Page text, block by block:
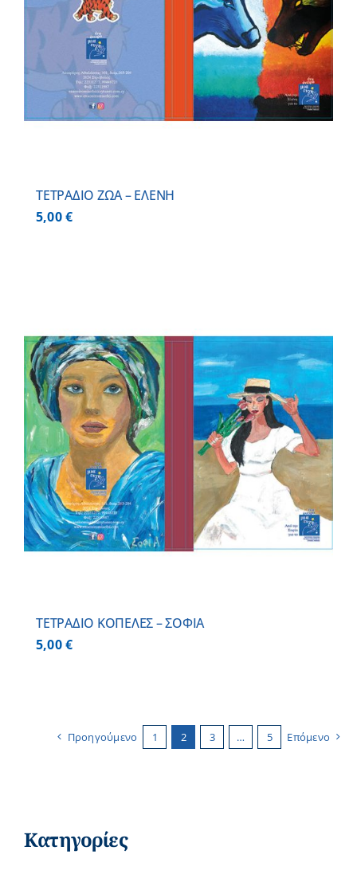
ΤΕΤΡΑΔΙΟ ΖΩΑ – ΕΛΕΝΗ
5,00€
ΤΕΤΡΑΔΙΟ ΚΟΠΕΛΕΣ – ΣΟΦΙΑ
5,00€
Προηγούμενο 1 2 3 … 5 Επόμενο
Κατηγορίες